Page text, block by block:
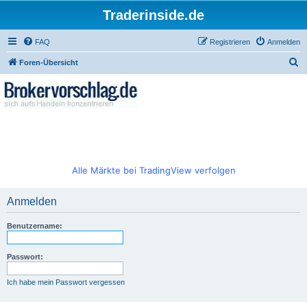
Traderinside.de
FAQ Anmelden
Registrieren
Foren-Übersicht
Alle Märkte bei TradingView verfolgen
Anmelden
Benutzername:
Passwort:
Ich habe mein Passwort vergessen